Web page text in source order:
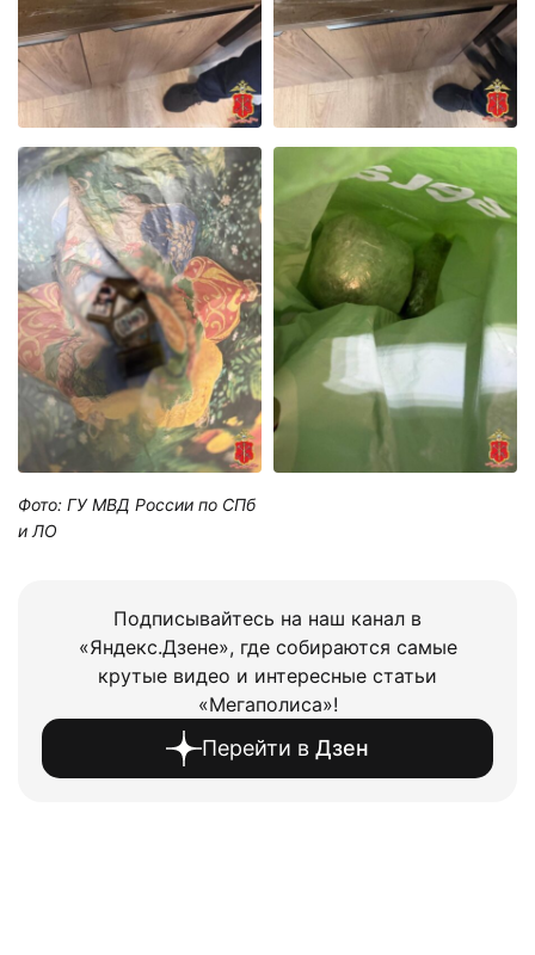
Фото: ГУ МВД России по СПб
и ЛО
Подписывайтесь на наш канал в
«Яндекс.Дзене», где собираются самые
крутые видео и интересные статьи
«Мегаполиса»!
Перейти в Дзен